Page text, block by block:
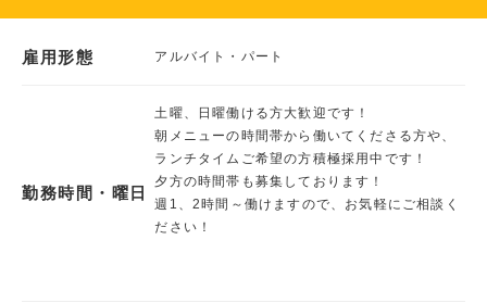
雇用形態 アルバイト・パート
勤務時間・曜日
土曜、日曜働ける方大歓迎です！
朝メニューの時間帯から働いてくださる方や、
ランチタイムご希望の方積極採用中です！
夕方の時間帯も募集しております！
週1、2時間～働けますので、お気軽にご相談く
ださい！